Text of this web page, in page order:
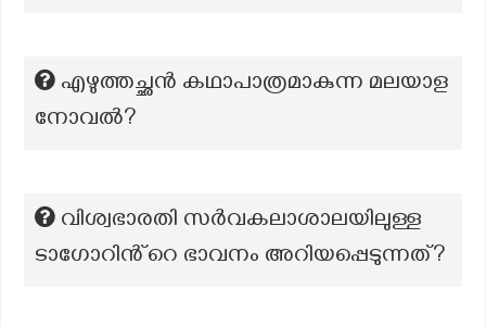
എഴുത്തച്ഛന്‍ കഥാപാത്രമാകുന്ന മലയാള
നോവല്‍?
വിശ്വഭാരതി സർവകലാശാലയിലുള്ള
ടാഗോറിൻ്റെ ഭാവനം അറിയപ്പെടുന്നത്?